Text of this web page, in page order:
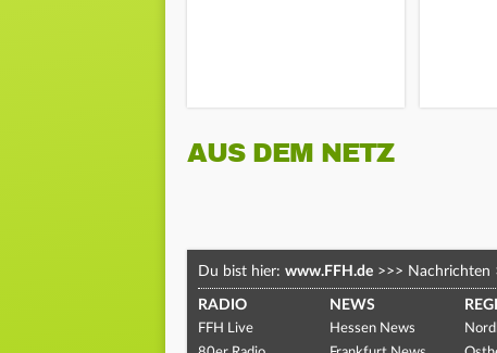
AUS DEM NETZ
Du bist hier: www.FFH.de >>> Nachrichten
RADIO
FFH Live
NEWS
Hessen News